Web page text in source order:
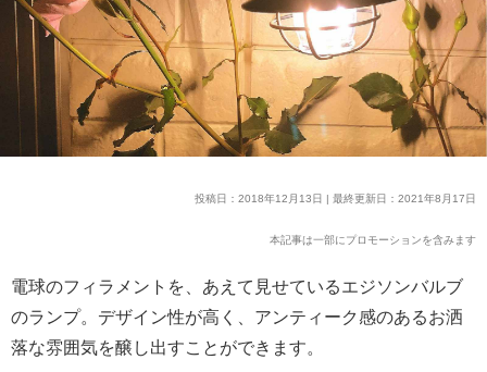
投稿日：2018年12月13日 | 最終更新日：2021年8月17日
本記事は一部にプロモーションを含みます
電球のフィラメントを、あえて見せているエジソンバルブ
のランプ。 デザイン性が高く、アンティーク感のあるお洒
落な雰囲気を醸し出すことができます。